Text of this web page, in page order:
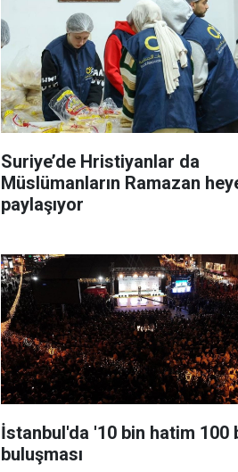
Suriye’de Hristiyanlar da
Müslümanların Ramazan
paylaşıyor
İstanbul'da '10 bin hatim 100
buluşması